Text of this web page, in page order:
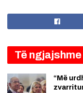
Të ngjajshme
“Më